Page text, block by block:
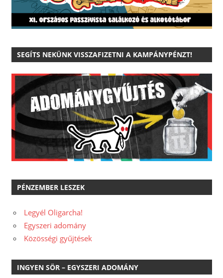
SEGÍTS NEKÜNK VISSZAFIZETNI A KAMPÁNYPÉNZT!
PÉNZEMBER LESZEK
Legyél Oligarcha!
Egyszeri adomány
Közösségi gyűjtések
INGYEN SÖR – EGYSZERI ADOMÁNY